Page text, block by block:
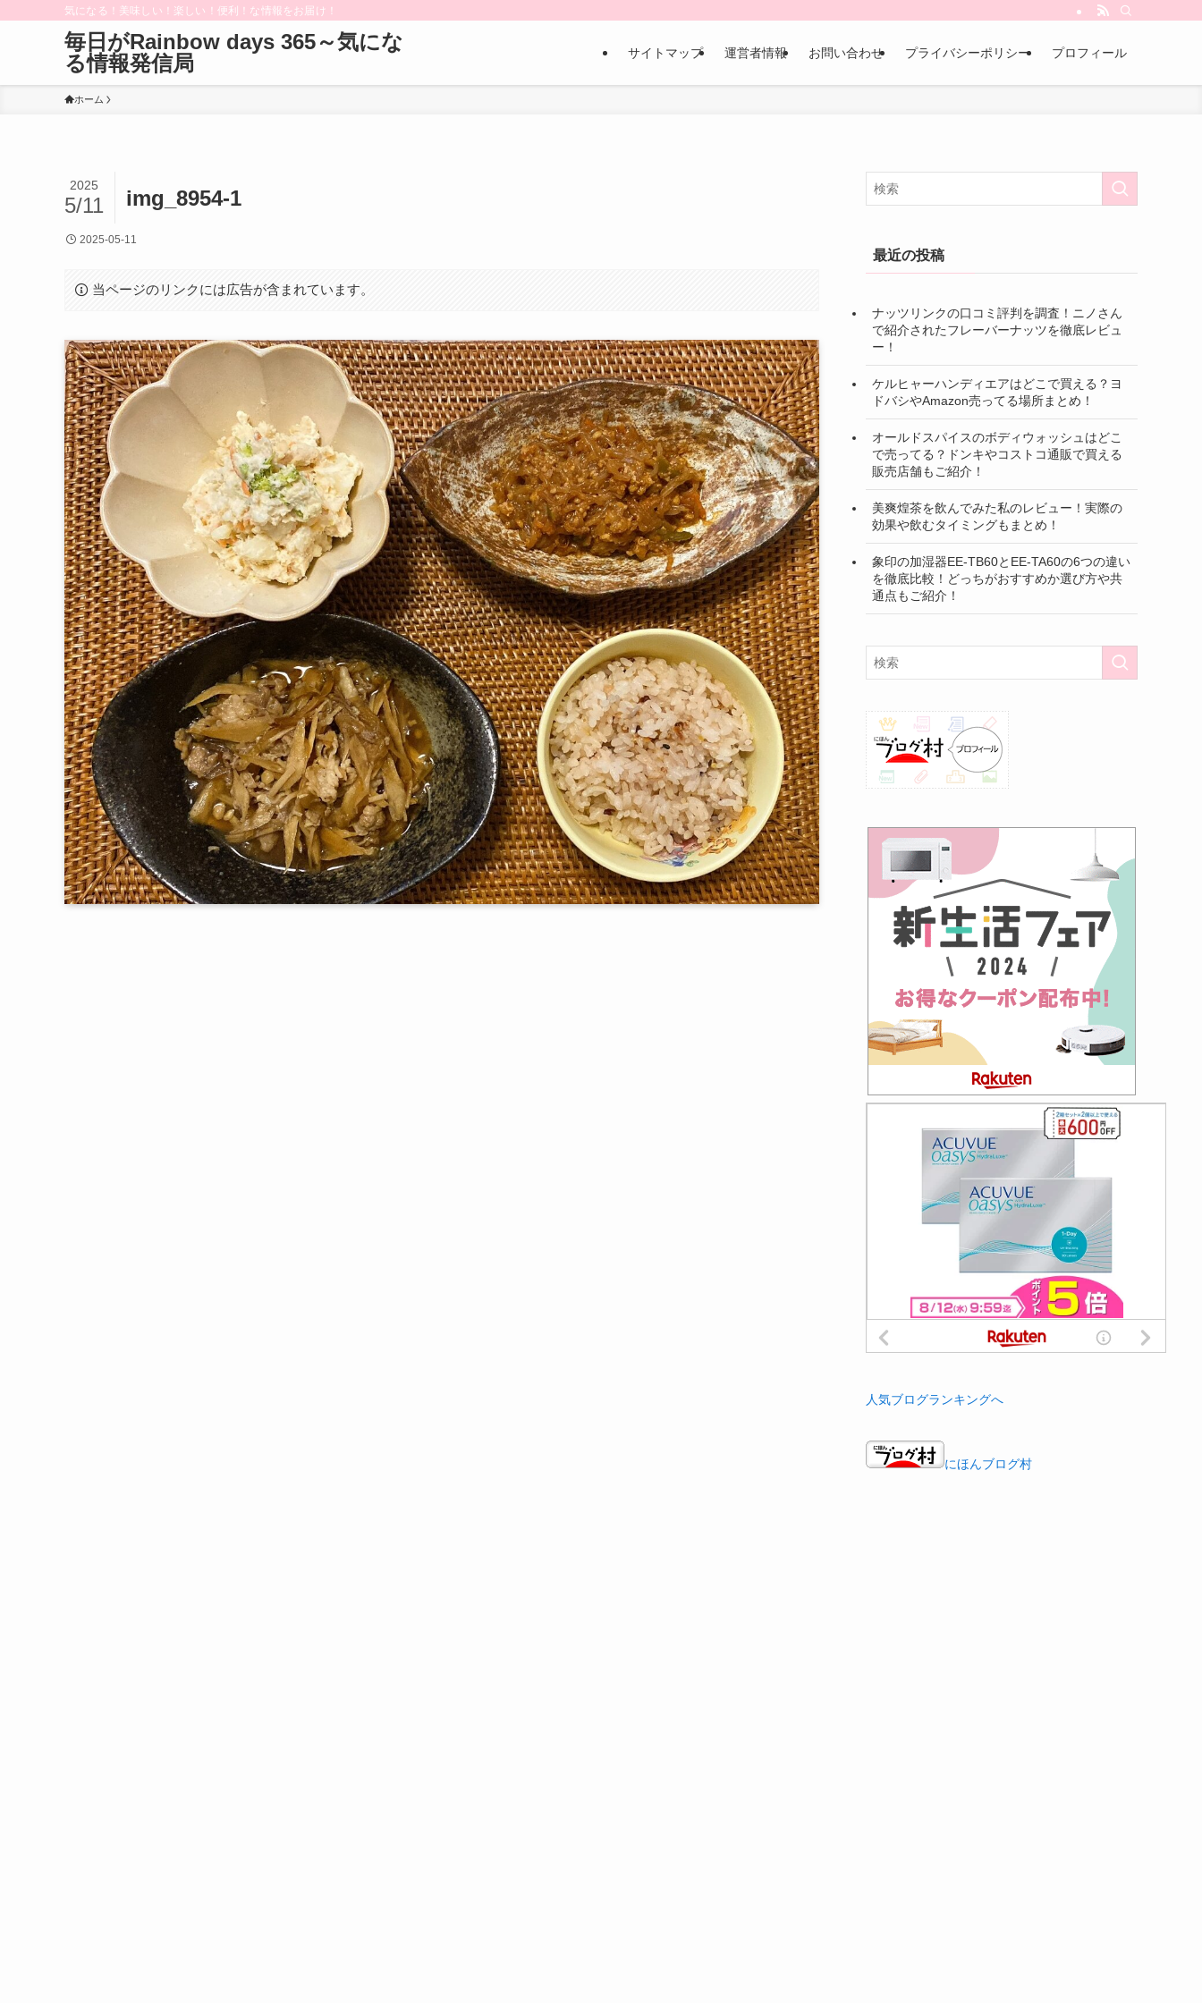
気になる！美味しい！楽しい！便利！な情報をお届け！
毎日がRainbow days 365～気にな
る情報発信局
サイトマップ 運営者情報 お問い合わせ プライバシーポリシー プロフィール
ホーム
img_8954-1
2025
5/11
2025-05-11
当ページのリンクには広告が含まれています。
最近の投稿
ナッツリンクの口コミ評判を調査！ニノさん
で紹介されたフレーバーナッツを徹底レビュ
ー！
ケルヒャーハンディエアはどこで買える？ヨ
ドバシやAmazon売ってる場所まとめ！
オールドスパイスのボディウォッシュはどこ
で売ってる？ドンキやコストコ通販で買える
販売店舗もご紹介！
美爽煌茶を飲んでみた私のレビュー！実際の
効果や飲むタイミングもまとめ！
象印の加湿器EE-TB60とEE-TA60の6つの違い
を徹底比較！どっちがおすすめか選び方や共
通点もご紹介！
人気ブログランキングへ
にほんブログ村